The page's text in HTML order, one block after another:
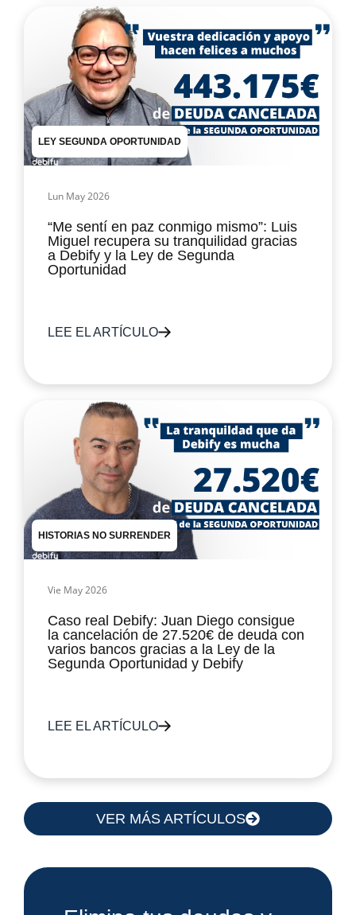
LEY SEGUNDA OPORTUNIDAD
Lun May 2026
“Me sentí en paz conmigo mismo”: Luis
Miguel recupera su tranquilidad gracias
a Debify y la Ley de Segunda
Oportunidad
LEE EL ARTÍCULO
HISTORIAS NO SURRENDER
Vie May 2026
Caso real Debify: Juan Diego consigue
la cancelación de 27.520€ de deuda con
varios bancos gracias a la Ley de la
Segunda Oportunidad y Debify
LEE EL ARTÍCULO
VER MÁS ARTÍCULOS